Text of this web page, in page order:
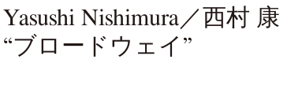
Yasushi Nishimura／西村 康
“ブロードウェイ”